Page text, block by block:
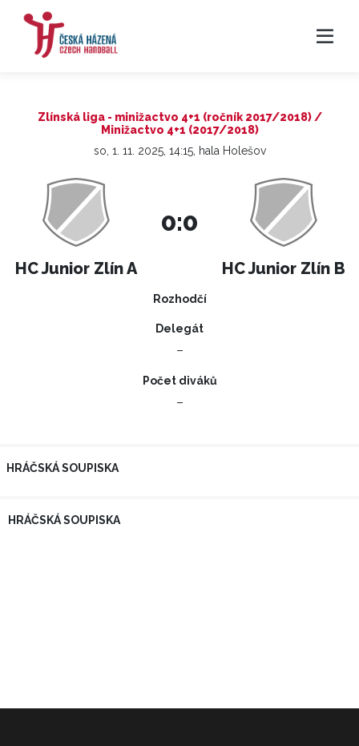
Zlínská liga - minižactvo 4+1 (ročník 2017/2018) /
Minižactvo 4+1 (2017/2018)
so, 1. 11. 2025, 14:15, hala Holešov
HC Junior Zlín A
0:0
HC Junior Zlín B
Rozhodčí
Delegát
–
Počet diváků
–
HRÁČSKÁ SOUPISKA
HRÁČSKÁ SOUPISKA